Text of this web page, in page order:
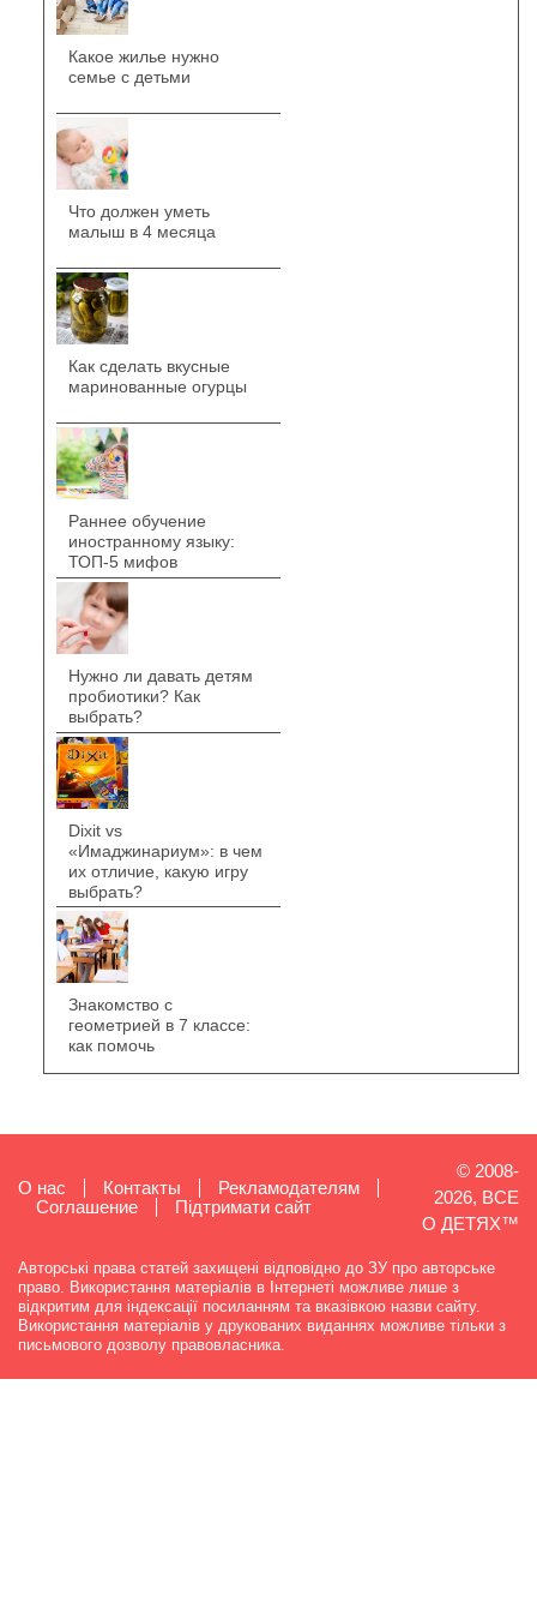
Какое жилье нужно
семье с детьми
Что должен уметь
малыш в 4 месяца
Как сделать вкусные
маринованные огурцы
Раннее обучение
иностранному языку:
ТОП-5 мифов
Нужно ли давать детям
пробиотики? Как
выбрать?
Dixit vs
«Имаджинариум»: в чем
их отличие, какую игру
выбрать?
Знакомство с
геометрией в 7 классе:
как помочь
О нас Контакты
Рекламодателям
Cоглашение
Підтримати сайт
© 2008-
2026, ВСЕ
О ДЕТЯХ™
Авторські права статей захищені відповідно до ЗУ про авторське
право. Використання матеріалів в Інтернеті можливе лише з
відкритим для індексації посиланням та вказівкою назви сайту.
Використання матеріалів у друкованих виданнях можливе тільки з
письмового дозволу правовласника.